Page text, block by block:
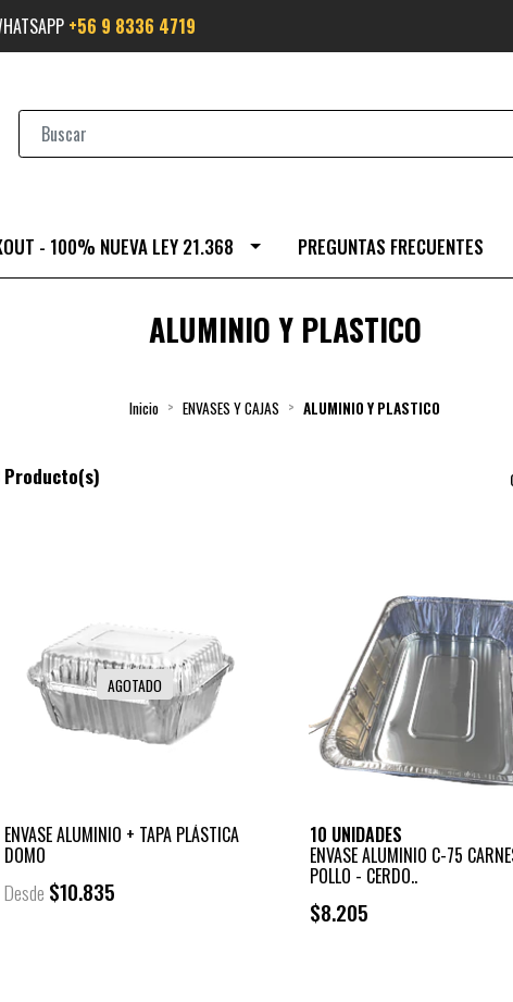
+56 9 8336 4719
- 100% NUEVA LEY 21.368 PREGUNTAS FRECUENTES
ALUMINIO Y PLASTICO
Inicio ENVASES Y CAJAS ALUMINIO Y PLASTICO
Producto(s)
AGOTADO
ENVASE ALUMINIO + TAPA PLÁSTICA
DOMO
Desde $10.835
10 UNIDADES
ENVASE ALUMINIO C-75
POLLO - CERDO..
$8.205